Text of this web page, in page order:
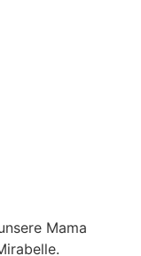
Mama